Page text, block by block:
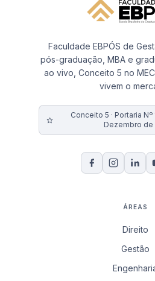
Faculdade EBPÓS de
pós-graduação, MBA e
ao vivo, Conceito 5 no
vivem o
Conceito 5 · Portaria Nº
Dezembro de
ÁREAS
Direito
Gestão